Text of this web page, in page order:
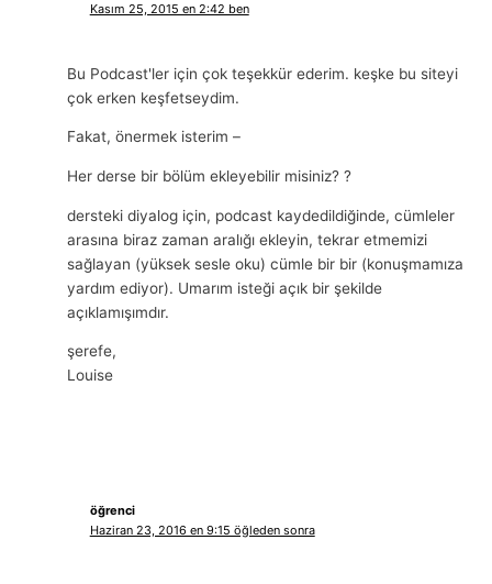
Kasım 25, 2015 en 2:42 ben
Bu Podcast'ler için çok teşekkür ederim. keşke bu siteyi
çok erken keşfetseydim.
Fakat, önermek isterim –
Her derse bir bölüm ekleyebilir misiniz? ?
dersteki diyalog için, podcast kaydedildiğinde, cümleler
arasına biraz zaman aralığı ekleyin, tekrar etmemizi
sağlayan (yüksek sesle oku) cümle bir bir (konuşmamıza
yardım ediyor). Umarım isteği açık bir şekilde
açıklamışımdır.
şerefe,
Louise
öğrenci
Haziran 23, 2016 en 9:15 öğleden sonra